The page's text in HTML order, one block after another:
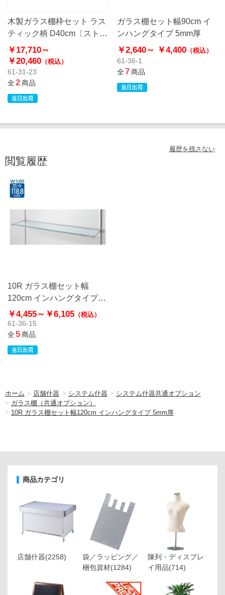
木製ガラス棚枠セット ラス
ティック柄 D40cm〔ストエ
キオリジナル〕
￥17,710～
￥20,460 （税込）
61-31-23
全2商品
ガラス棚セット幅90cm イ
ンハングタイプ 5mm厚
￥2,640～ ￥4,400（税込）
61-36-1
全7商品
履歴を残さない
閲覧履歴
10R ガラス棚セット幅
120cm インハングタイプ
5mm厚
￥4,455～ ￥6,105 （税込）
61-36-15
全5商品
ホーム > 店舗什器 > システム什器 > システム什器共通オプション
> ガラス棚（共通オプション）
> 10R ガラス棚セット幅120cm インハングタイプ 5mm厚
商品カテゴリ
店舗什器(2258)
袋／ラッピング／
梱包資材(1284)
陳列・ディスプレ
イ用品(714)